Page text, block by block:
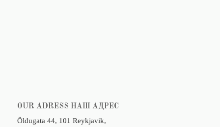
OUR ADRESS НАШ АДРЕС
Öldugata 44, 101 Reykjavik,